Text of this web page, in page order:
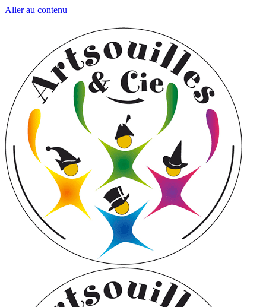
Aller au contenu